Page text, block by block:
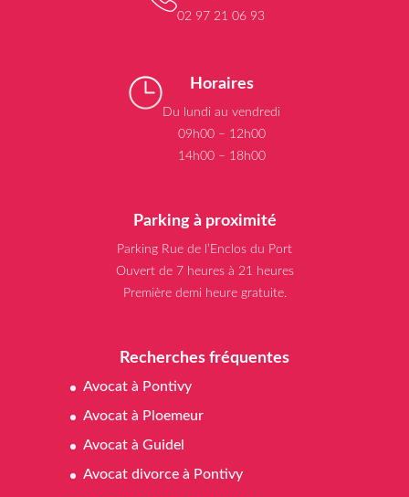
02 97 21 06 93
Horaires
Du lundi au vendredi
09h00 – 12h00
14h00 – 18h00
Parking à proximité
Parking Rue de l’Enclos du Port
Ouvert de 7 heures à 21 heures
Première demi heure gratuite.
Recherches fréquentes
Avocat à Pontivy
Avocat à Ploemeur
Avocat à Guidel
Avocat divorce à Pontivy